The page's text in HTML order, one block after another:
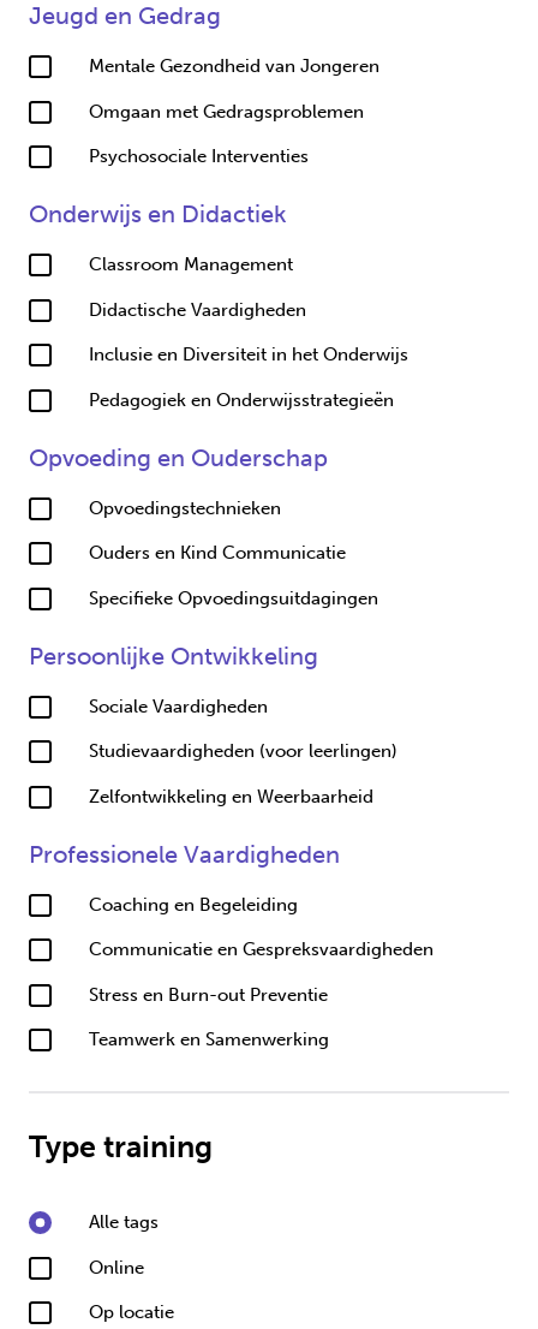
Jeugd en Gedrag
Mentale Gezondheid van Jongeren
Omgaan met Gedragsproblemen
Psychosociale Interventies
Onderwijs en Didactiek
Classroom Management
Didactische Vaardigheden
Inclusie en Diversiteit in het Onderwijs
Pedagogiek en Onderwijsstrategieën
Opvoeding en Ouderschap
Opvoedingstechnieken
Ouders en Kind Communicatie
Specifieke Opvoedingsuitdagingen
Persoonlijke Ontwikkeling
Sociale Vaardigheden
Studievaardigheden (voor leerlingen)
Zelfontwikkeling en Weerbaarheid
Professionele Vaardigheden
Coaching en Begeleiding
Communicatie en Gespreksvaardigheden
Stress en Burn-out Preventie
Teamwerk en Samenwerking
Type training
Alle tags
Online
Op locatie